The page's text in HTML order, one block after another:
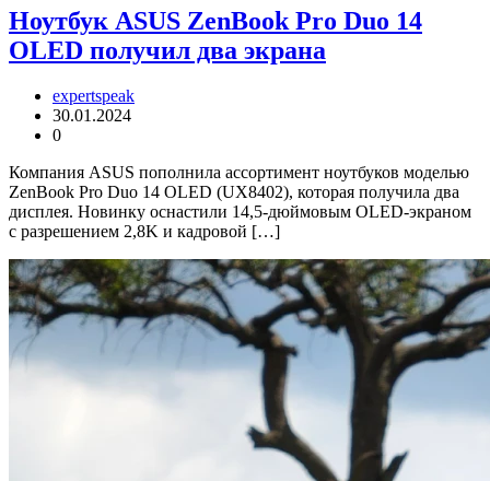
Ноутбук ASUS ZenBook Pro Duo 14
OLED получил два экрана
expertspeak
30.01.2024
0
Компания ASUS пополнила ассортимент ноутбуков моделью
ZenBook Pro Duo 14 OLED (UX8402), которая получила два
дисплея. Новинку оснастили 14,5-дюймовым OLED-экраном
с разрешением 2,8K и кадровой […]